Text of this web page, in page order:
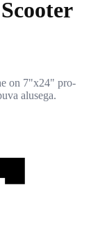
on 7"x24" pro-
alusega.